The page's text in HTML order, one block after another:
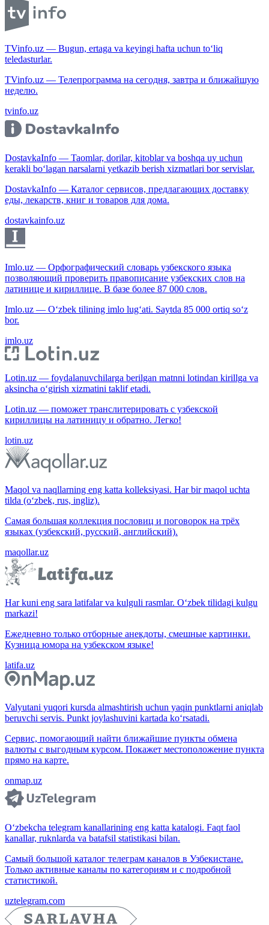
TVinfo.uz — Bugun, ertaga va keyingi hafta uchun to‘liq
teledasturlar.
TVinfo.uz — Телепрограмма на сегодня, завтра и ближайшую
неделю.
tvinfo.uz
DostavkaInfo — Taomlar, dorilar, kitoblar va boshqa uy uchun
kerakli bo‘lagan narsalarni yetkazib berish xizmatlari bor servislar.
DostavkaInfo — Каталог сервисов, предлагающих доставку
еды, лекарств, книг и товаров для дома.
dostavkainfo.uz
Imlo.uz — Орфографический словарь узбекского языка
позволяющий проверить правописание узбекских слов на
латинице и кириллице. В базе более 87 000 слов.
Imlo.uz — O‘zbek tilining imlo lug‘ati. Saytda 85 000 ortiq so‘z
bor.
imlo.uz
Lotin.uz — foydalanuvchilarga berilgan matnni lotindan kirillga va
aksincha o‘girish xizmatini taklif etadi.
Lotin.uz — поможет транслитерировать с узбекской
кириллицы на латиницу и обратно. Легко!
lotin.uz
Maqol va naqllarning eng katta kolleksiyasi. Har bir maqol uchta
tilda (o‘zbek, rus, ingliz).
Самая большая коллекция пословиц и поговорок на трёх
языках (узбекский, русский, английский).
maqollar.uz
Har kuni eng sara latifalar va kulguli rasmlar. O‘zbek tilidagi kulgu
markazi!
Ежедневно только отборные анекдоты, смешные картинки.
Кузница юмора на узбекском языке!
latifa.uz
Valyutani yuqori kursda almashtirish uchun yaqin punktlarni aniqlab
beruvchi servis. Punkt joylashuvini kartada ko‘rsatadi.
Сервис, помогающий найти ближайшие пункты обмена
валюты с выгодным курсом. Покажет местоположение пункта
прямо на карте.
onmap.uz
O‘zbekcha telegram kanallarining eng katta katalogi. Faqt faol
kanallar, ruknlarda va batafsil statistikasi bilan.
Самый большой каталог телеграм каналов в Узбекистане.
Только активные каналы по категориям и с подробной
статистикой.
uztelegram.com